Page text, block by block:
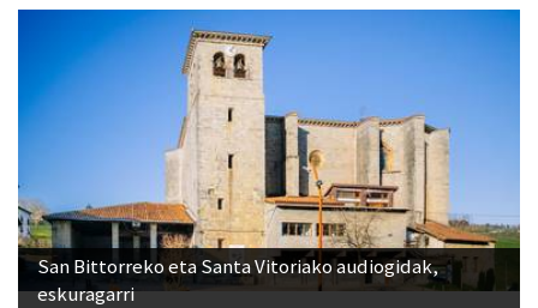
San Bittorreko eta Santa Vitoriako audiogidak,
eskuragarri